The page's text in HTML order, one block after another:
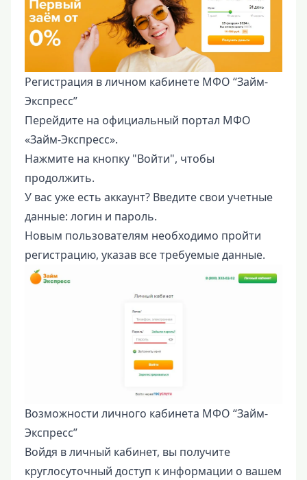
Регистрация в личном кабинете МФО “Займ-
Экспресс”
Перейдите на официальный портал МФО
«Займ-Экспресс».
Нажмите на кнопку "Войти", чтобы
продолжить.
У вас уже есть аккаунт? Введите свои учетные
данные: логин и пароль.
Новым пользователям необходимо пройти
регистрацию, указав все требуемые данные.
Возможности личного кабинета МФО “Займ-
Экспресс”
Войдя в личный кабинет, вы получите
круглосуточный доступ к информации о вашем